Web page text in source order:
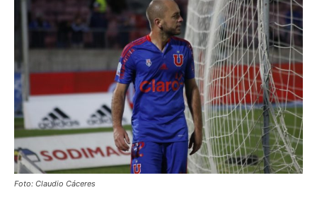
Foto: Claudio Cáceres